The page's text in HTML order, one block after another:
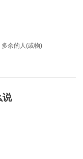
余的人(或物)
说